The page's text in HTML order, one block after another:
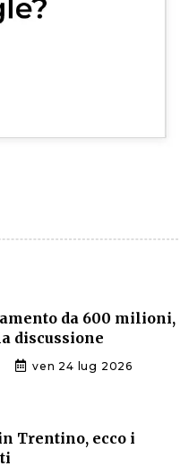
da 600 milioni,
discussione
ven 24 lug 2026
Trentino, ecco i